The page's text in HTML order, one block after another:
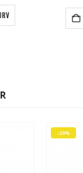
kr..
-29%